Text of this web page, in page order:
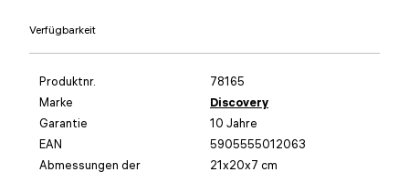
Verfügbarkeit
Produktnr.
78165
Marke
Discovery
Garantie
10 Jahre
EAN
5905555012063
Abmessungen der
21x20x7 cm